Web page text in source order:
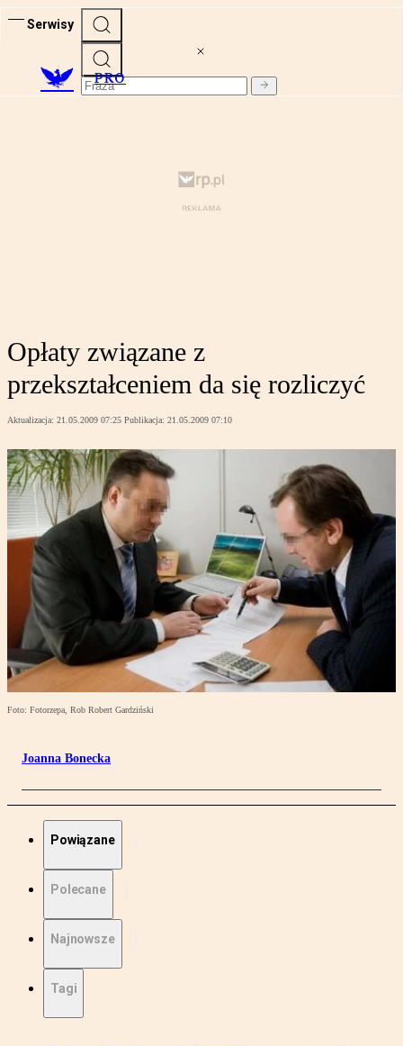
Serwisy
PRO
Opłaty związane z
przekształceniem da się rozliczyć
Aktualizacja: 21.05.2009 07:25 Publikacja: 21.05.2009 07:10
Foto: Fotorzepa, Rob Robert Gardziński
Joanna Bonecka
Powiązane
Polecane
Najnowsze
Tagi